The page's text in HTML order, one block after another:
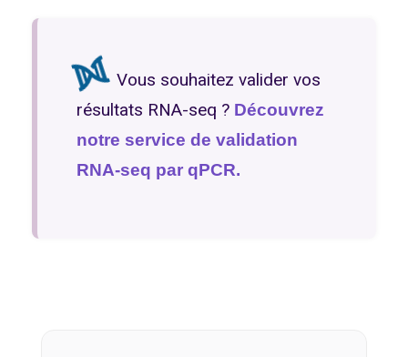
Vous souhaitez valider vos
résultats RNA-seq ? Découvrez
notre service de validation
RNA-seq par qPCR.